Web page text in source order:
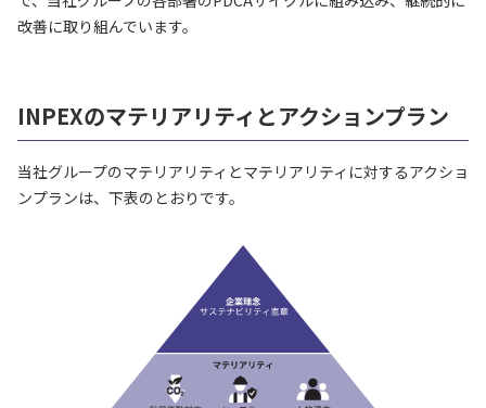
改善に取り組んでいます。
INPEXのマテリアリティとアクションプラン
当社グループのマテリアリティとマテリアリティに対するアクショ
ンプランは、下表のとおりです。